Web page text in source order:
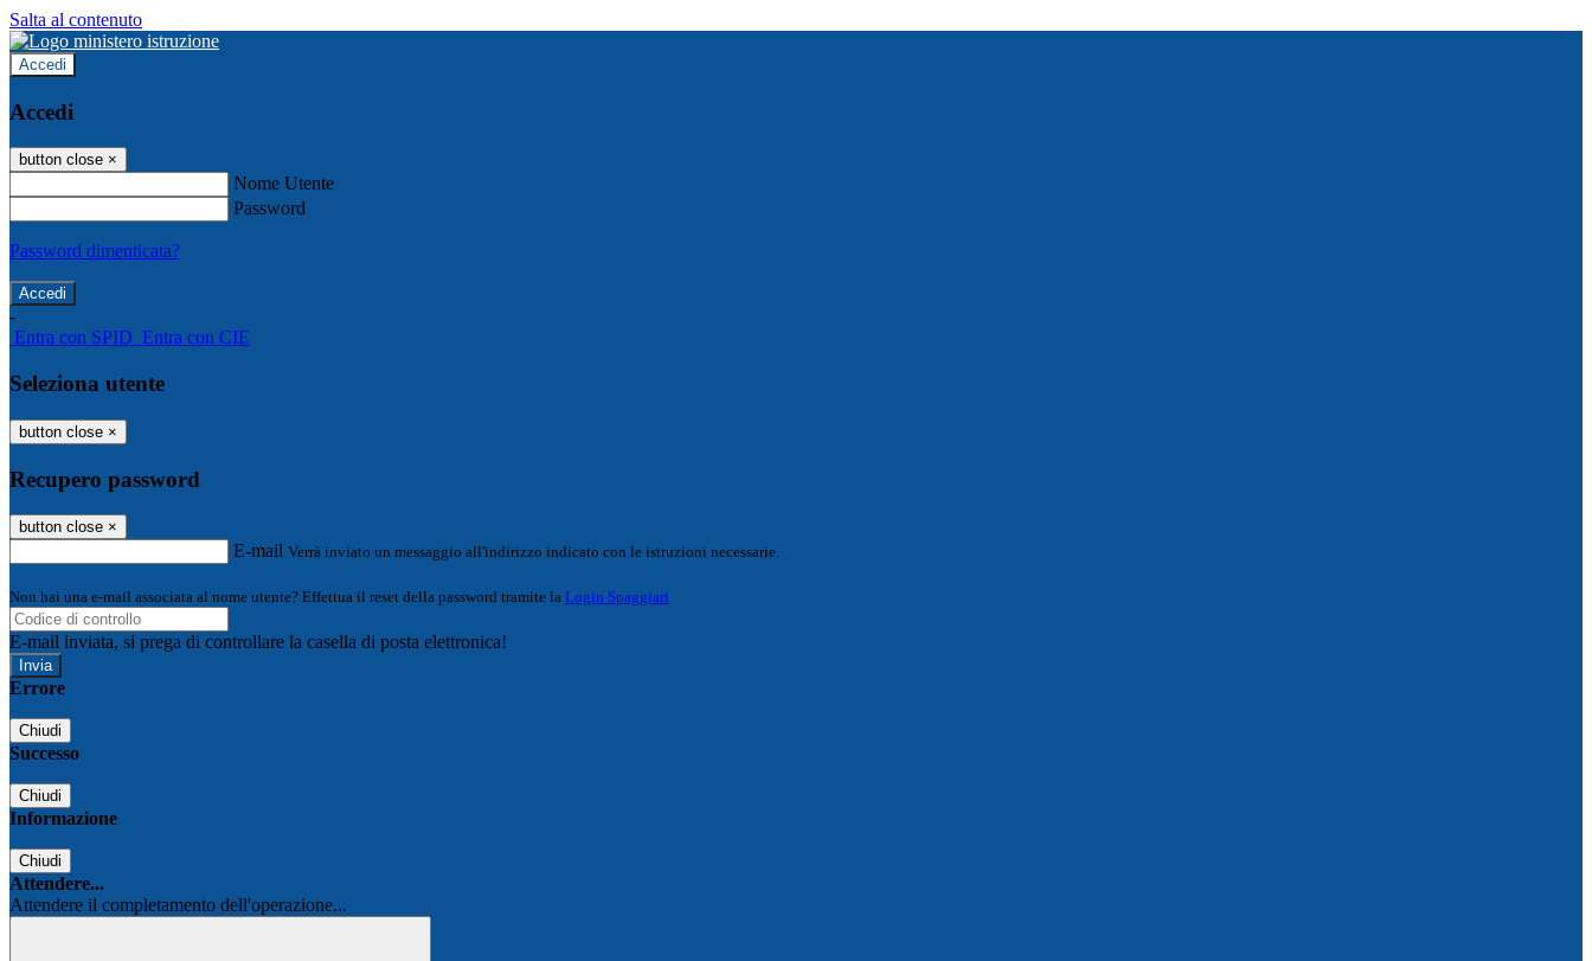
Salta al contenuto
Accedi
Accedi
button close ×
Nome Utente
Password
Password dimenticata?
-
Entra con SPID Entra con CIE
Seleziona utente
button close ×
Recupero password
button close ×
E-mail Verrà inviato un messaggio all'indirizzo indicato con le istruzioni necessarie.
Non hai una e-mail associata al nome utente? Effettua il reset della password tramite la Login Spaggiari
E-mail inviata, si prega di controllare la casella di posta elettronica!
Errore
Chiudi
Successo
Chiudi
Informazione
Chiudi
Attendere...
Attendere il completamento dell'operazione...